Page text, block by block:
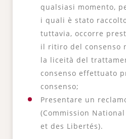
qualsiasi momento,
i quali è stato
tuttavia, occorre
il ritiro del consenso
la liceità del
consenso effettuato
consenso;
Presentare un
(Commission
et des Libertés).